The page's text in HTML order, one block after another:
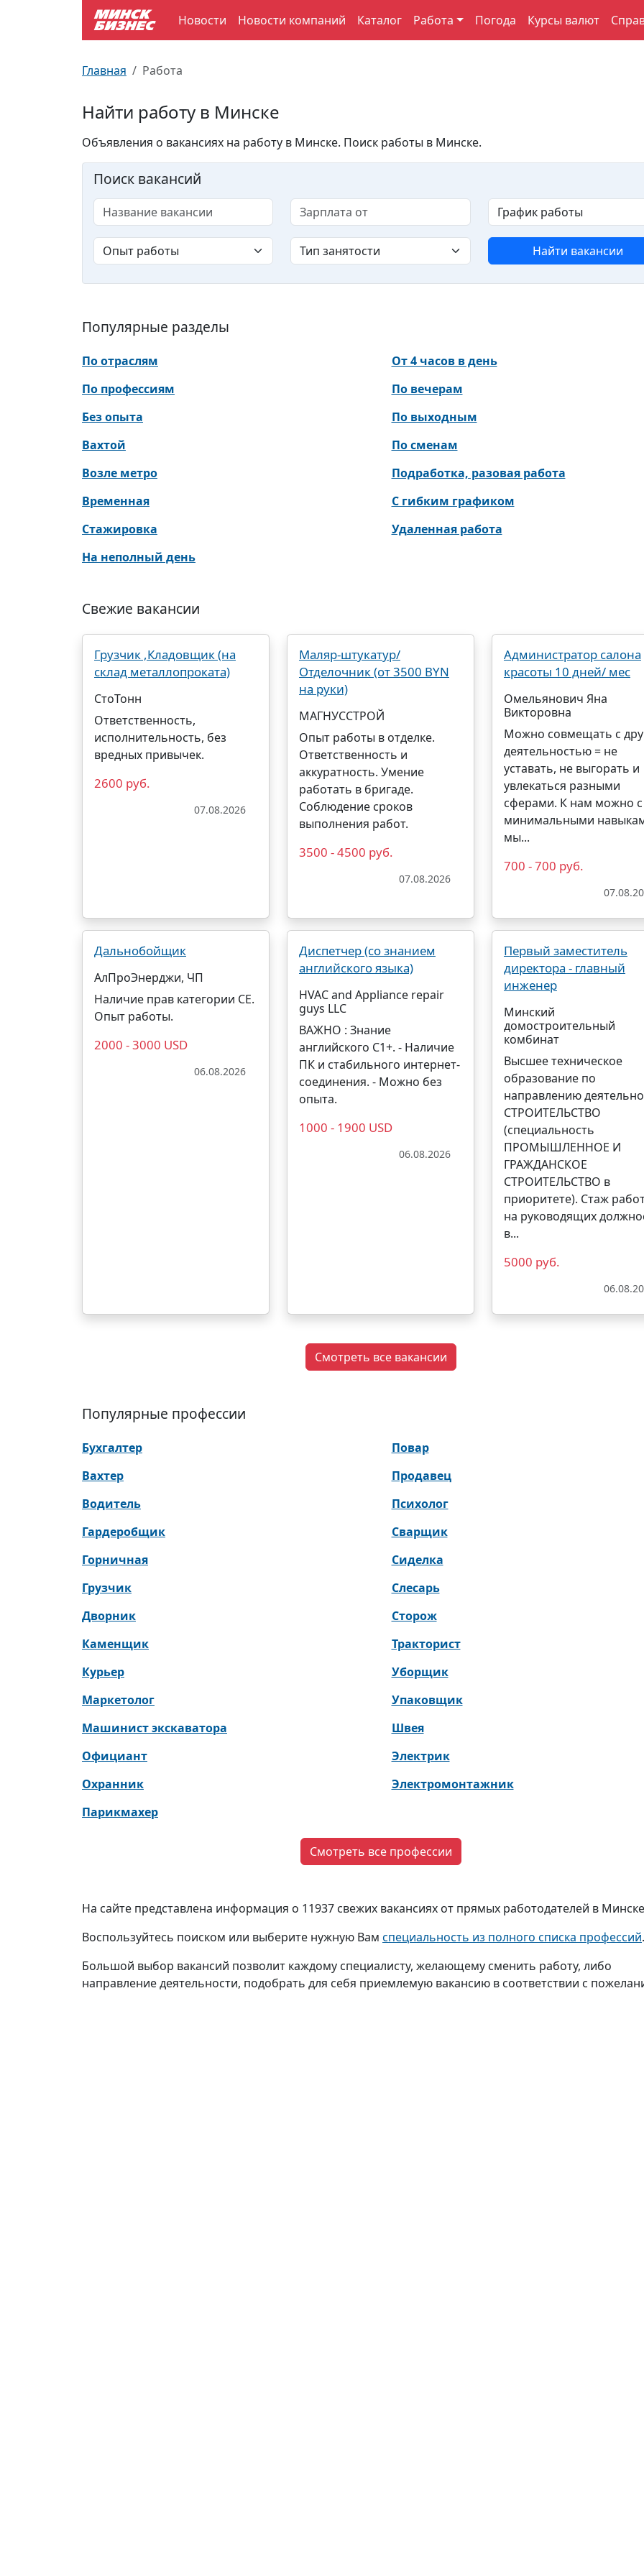
Новости Новости компаний Каталог Работа Погода Курсы валют
Главная Работа
Найти работу в Минске
Объявления о вакансиях на работу в Минске. Поиск работы в Минске.
Поиск вакансий
Найти вакансии
Популярные разделы
По отраслям
По профессиям
Без опыта
Вахтой
Возле метро
Временная
Стажировка
На неполный день
От 4 часов в день
По вечерам
По выходным
По сменам
Подработка, разовая работа
С гибким графиком
Удаленная работа
Свежие вакансии
Грузчик ,Кладовщик (на
склад металлопроката)
СтоТонн
Ответственность,
исполнительность, без
вредных привычек.
2600 руб.
07.08.2026
Маляр-штукатур/
Отделочник (от 3500 BYN
на руки)
МАГНУССТРОЙ
Опыт работы в отделке.
Ответственность и
аккуратность. Умение
работать в бригаде.
Соблюдение сроков
выполнения работ.
3500 - 4500 руб.
07.08.2026
Администратор салона
красоты 10 дней/ мес
Омельянович Яна
Викторовна
Можно совмещать с
деятельностью = не
уставать, не выгорать и
увлекаться разными
сферами. К нам можно с
минимальными
мы...
700 - 700 руб.
Дальнобойщик
АлПроЭнерджи, ЧП
Наличие прав категории СЕ.
Опыт работы.
2000 - 3000 USD
06.08.2026
Диспетчер (со знанием
английского языка)
HVAC and Appliance repair
guys LLC
ВАЖНО : Знание
английского С1+. - Наличие
ПК и стабильного интернет-
соединения. - Можно без
опыта.
1000 - 1900 USD
06.08.2026
Первый заместитель
директора - главный
инженер
Минский
домостроительный
комбинат
Высшее техническое
образование по
направлению
СТРОИТЕЛЬСТВО
(специальность
ПРОМЫШЛЕННОЕ И
ГРАЖДАНСКОЕ
СТРОИТЕЛЬСТВО в
приоритете). Стаж
на руководящих
в...
5000 руб.
Смотреть все вакансии
Популярные профессии
Бухгалтер
Вахтер
Водитель
Гардеробщик
Горничная
Грузчик
Дворник
Каменщик
Курьер
Маркетолог
Машинист экскаватора
Официант
Охранник
Парикмахер
Повар
Продавец
Психолог
Сварщик
Сиделка
Слесарь
Сторож
Тракторист
Уборщик
Упаковщик
Швея
Электрик
Электромонтажник
Смотреть все профессии
На сайте представлена информация о 11937 свежих вакансиях от прямых работодателей в
Воспользуйтесь поиском или выберите нужную Вам специальность из полного списка профессий.
Большой выбор вакансий позволит каждому специалисту, желающему сменить работу, либо
направление деятельности, подобрать для себя приемлемую вакансию в соответствии с
Улицы Минска
Производственный календарь
Документы для ЗАГСа
Пробки на дорогах